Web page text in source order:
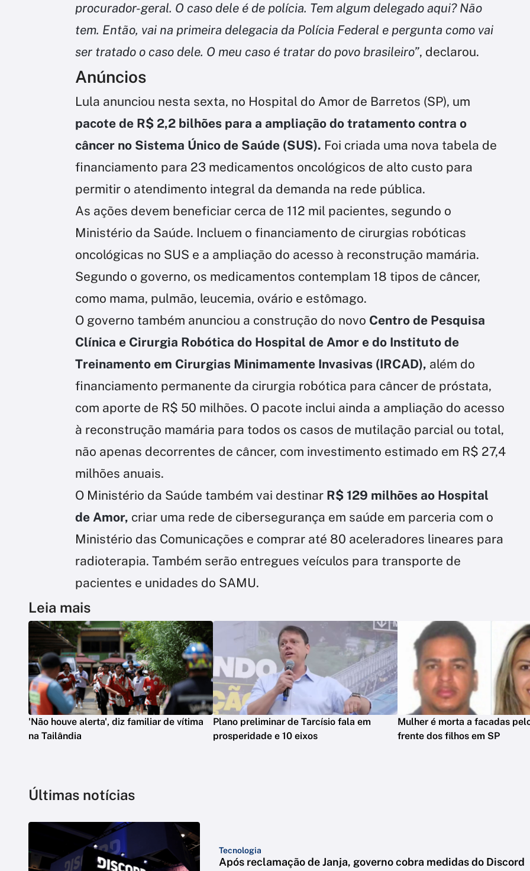
procurador-geral. O caso dele é de polícia. Tem algum delegado aqui? Não
tem. Então, vai na primeira delegacia da Polícia Federal e pergunta como vai
ser tratado o caso dele. O meu caso é tratar do povo brasileiro”, declarou.
Anúncios
Lula anunciou nesta sexta, no Hospital do Amor de Barretos (SP), um
pacote de R$ 2,2 bilhões para a ampliação do tratamento contra o
câncer no Sistema Único de Saúde (SUS). Foi criada uma nova tabela de
financiamento para 23 medicamentos oncológicos de alto custo para
permitir o atendimento integral da demanda na rede pública.
As ações devem beneficiar cerca de 112 mil pacientes, segundo o
Ministério da Saúde. Incluem o financiamento de cirurgias robóticas
oncológicas no SUS e a ampliação do acesso à reconstrução mamária.
Segundo o governo, os medicamentos contemplam 18 tipos de câncer,
como mama, pulmão, leucemia, ovário e estômago.
O governo também anunciou a construção do novo Centro de Pesquisa
Clínica e Cirurgia Robótica do Hospital de Amor e do Instituto de
Treinamento em Cirurgias Minimamente Invasivas (IRCAD), além do
financiamento permanente da cirurgia robótica para câncer de próstata,
com aporte de R$ 50 milhões. O pacote inclui ainda a ampliação do acesso
à reconstrução mamária para todos os casos de mutilação parcial ou total,
não apenas decorrentes de câncer, com investimento estimado em R$ 27,4
milhões anuais.
O Ministério da Saúde também vai destinar R$ 129 milhões ao Hospital
de Amor, criar uma rede de cibersegurança em saúde em parceria com o
Ministério das Comunicações e comprar até 80 aceleradores lineares para
radioterapia. Também serão entregues veículos para transporte de
pacientes e unidades do SAMU.
Leia mais
'Não houve alerta', diz familiar de vítima
na Tailândia
Plano preliminar de Tarcísio fala em
prosperidade e 10 eixos
Mulher é morta a facadas
frente dos filhos em SP
Últimas notícias
Tecnologia
Após reclamação de Janja, governo cobra medidas do Discord